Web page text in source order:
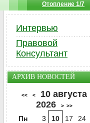
Отопление 1/7
Интервью
Правовой
Консультант
АРХИВ НОВОСТЕЙ
<< <
10 августа
2026
> >>
Пн 3 10 17 24